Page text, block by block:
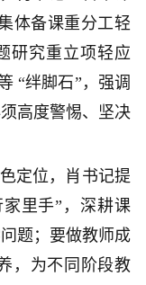
体备课重分工轻
研究重立项轻应
“绊脚石”，强调
高度警惕、坚决
定位，肖书记提
里手”，深耕课
题；要做教师成
，为不同阶段教